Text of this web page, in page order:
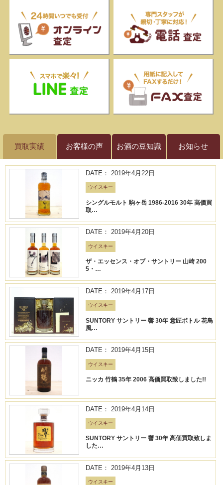
買取実績 お客様の声 お酒の豆知識 お知らせ
DATE： 2019年4月22日
ウイスキー
シングルモルト 駒ヶ岳 1986-2016 30年 高価買
取…
DATE： 2019年4月20日
ウイスキー
ザ・エッセンス・オブ・サントリー 山崎 200
5・…
DATE： 2019年4月17日
ウイスキー
SUNTORY サントリー 響 30年 意匠ボトル 花鳥
風…
DATE： 2019年4月15日
ウイスキー
ニッカ 竹鶴 35年 2006 高価買取致しました!!
DATE： 2019年4月14日
ウイスキー
SUNTORY サントリー 響 30年 高価買取致しま
した…
DATE： 2019年4月13日
ウイスキー